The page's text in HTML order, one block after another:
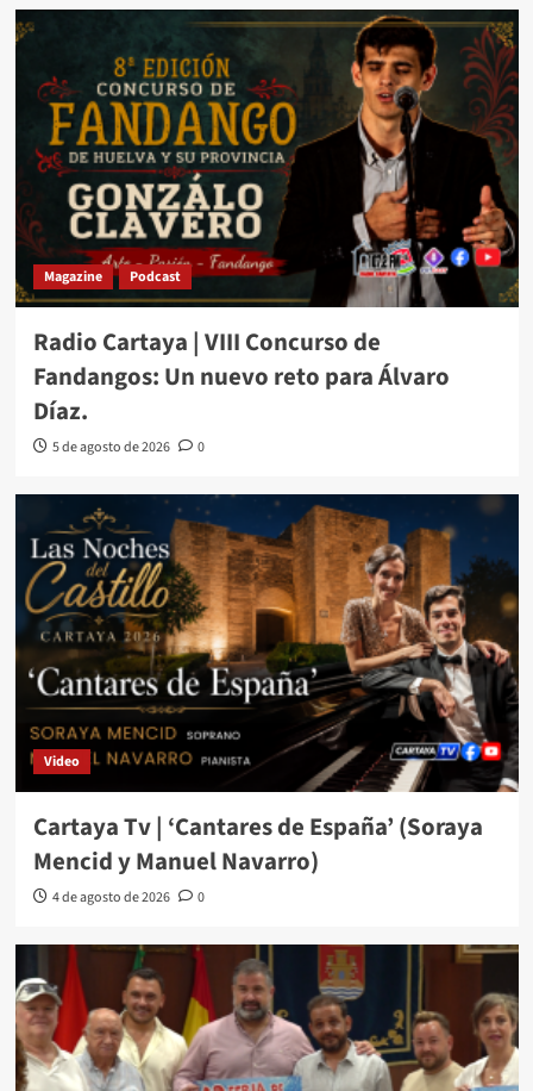
Magazine Podcast
Radio Cartaya | VIII Concurso de
Fandangos: Un nuevo reto para Álvaro
Díaz.
5 de agosto de 2026 0
Video
Cartaya Tv | ‘Cantares de España’ (Soraya
Mencid y Manuel Navarro)
4 de agosto de 2026 0